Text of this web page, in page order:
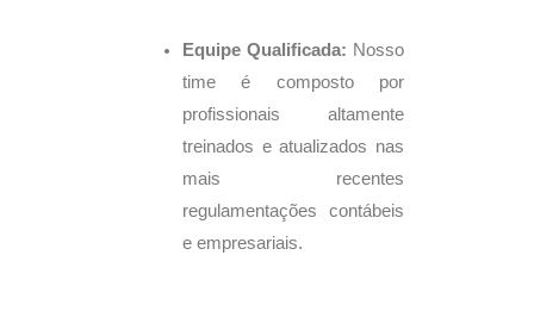
Equipe Qualificada: Nosso
time é composto por
profissionais altamente
treinados e atualizados nas
mais recentes
regulamentações contábeis
e empresariais.